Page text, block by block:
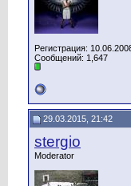
Регистрация:
Сообщений: 1,647
29.03.2015, 21:42
stergio
Moderator